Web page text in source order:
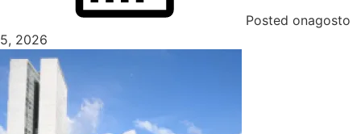
Posted onagosto
5, 2026